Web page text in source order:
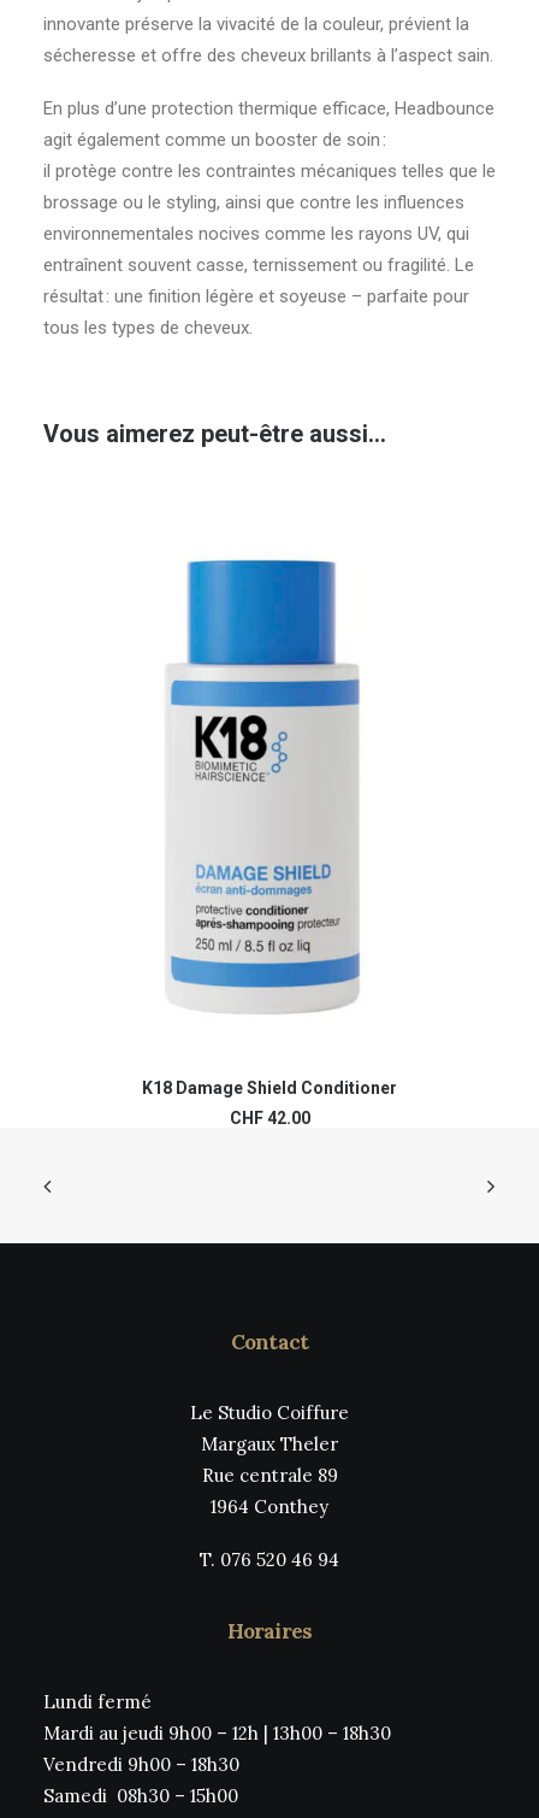
innovante préserve la vivacité de la couleur, prévient la
sécheresse et offre des cheveux brillants à l’aspect sain.
En plus d’une protection thermique efficace, Headbounce
agit également comme un booster de soin :
il protège contre les contraintes mécaniques telles que le
brossage ou le styling, ainsi que contre les influences
environnementales nocives comme les rayons UV, qui
entraînent souvent casse, ternissement ou fragilité. Le
résultat : une finition légère et soyeuse – parfaite pour
tous les types de cheveux.
Vous aimerez peut-être aussi…
K18 Damage Shield Conditioner
CHF42.00
Contact
Le Studio Coiffure
Margaux Theler
Rue centrale 89
1964 Conthey
T. 076 520 46 94
Horaires
Lundi fermé
Mardi au jeudi 9h00 – 12h | 13h00 – 18h30
Vendredi 9h00 – 18h30
Samedi 08h30 – 15h00